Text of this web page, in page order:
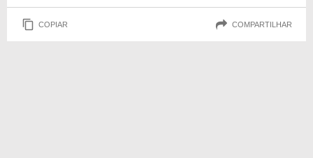
COPIAR COMPARTILHAR